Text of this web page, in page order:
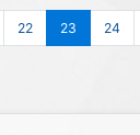
22 23 24